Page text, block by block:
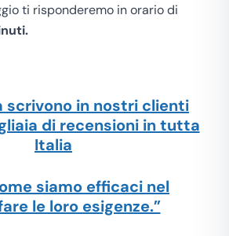
ti risponderemo in orario di
scrivono in nostri clienti
di recensioni in tutta
Italia
siamo efficaci nel
le loro esigenze.”